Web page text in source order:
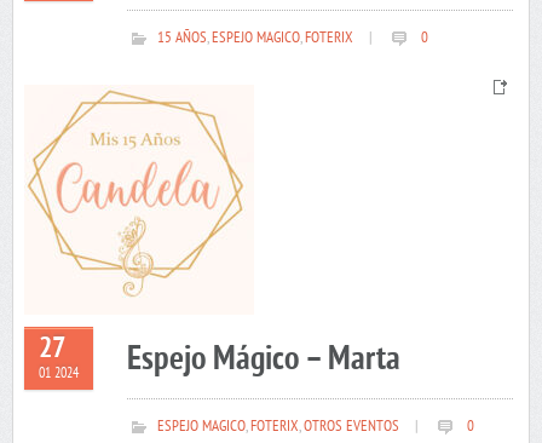
15 AÑOS,ESPEJO MAGICO,FOTERIX 0
27
01 2024 Espejo Mágico – Marta
ESPEJO MAGICO,FOTERIX,OTROS EVENTOS 0